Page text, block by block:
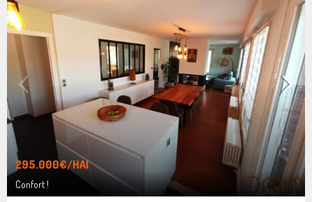
295.000€/HAI
Confort !